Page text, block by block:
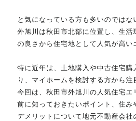
マスターのブログ
018-
FAX. 018-853-
と気になっている方も多いのではな
外旭川は秋田市北部に位置し、生活
の良さから住宅地として人気が高い
特に近年は、土地購入や中古住宅購
り、マイホームを検討する方から注
今回は、秋田市外旭川の人気住宅エ
前に知っておきたいポイント、住み
デメリットについて地元不動産会社